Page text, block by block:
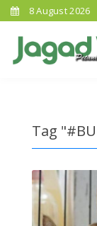
8 August 2026
Tag